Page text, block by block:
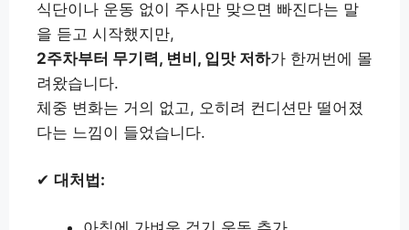
식단이나 운동 없이 주사만 맞으면 빠진다는 말
을 듣고 시작했지만,
2주차부터 무기력, 변비, 입맛 저하가 한꺼번에 몰
려왔습니다.
체중 변화는 거의 없고, 오히려 컨디션만 떨어졌
다는 느낌이 들었습니다.
✔ 대처법: